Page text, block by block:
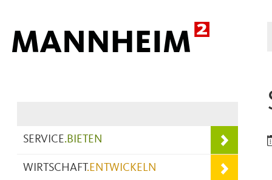
SERVICE.BIETEN
WIRTSCHAFT.ENTWICKELN